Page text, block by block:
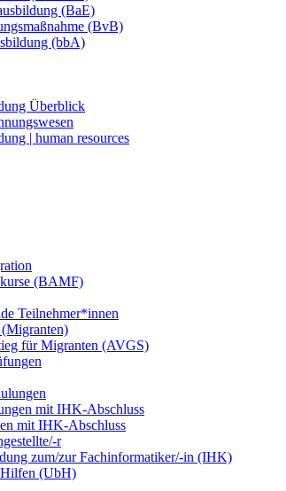
(BaE)
(BvB)
(bbA)
Überblick
| human resources
(BAMF)
Teilnehmer*innen
für Migranten (AVGS)
mit IHK-Abschluss
mit IHK-Abschluss
r
zum/zur Fachinformatiker/-in (IHK)
Hilfen (UbH)